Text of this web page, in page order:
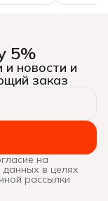
5%
новости и
заказ
на
в целях
рассылки